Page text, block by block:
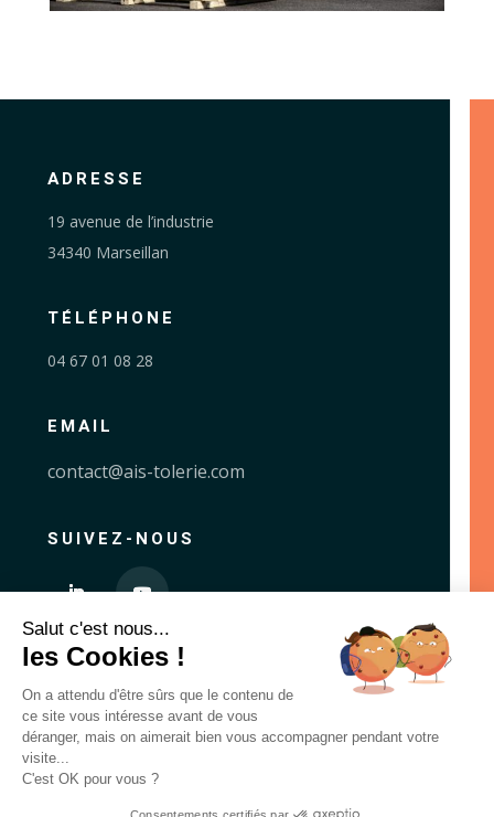
ADRESSE
19 avenue de l’industrie
34340 Marseillan
TÉLÉPHONE
04 67 01 08 28
EMAIL
contact@ais-tolerie.com
SUIVEZ-NOUS
Salut c'est nous...
les Cookies !
On a attendu d'être sûrs que le contenu de
ce site vous intéresse avant de vous
déranger, mais on aimerait bien vous accompagner pendant votre
visite...
C'est OK pour vous ?
Consentements certifiés par